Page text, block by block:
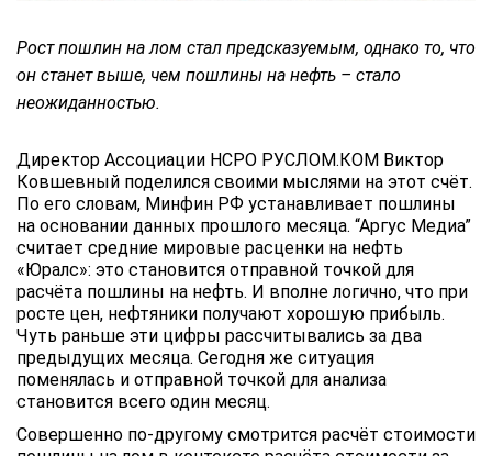
Рост пошлин на лом стал предсказуемым, однако то, что
он станет выше, чем пошлины на нефть – стало
неожиданностью.
Директор Ассоциации НСРО РУСЛОМ.КОМ Виктор
Ковшевный поделился своими мыслями на этот счёт.
По его словам, Минфин РФ устанавливает пошлины
на основании данных прошлого месяца. “Аргус Медиа”
считает средние мировые расценки на нефть
«Юралс»: это становится отправной точкой для
расчёта пошлины на нефть. И вполне логично, что при
росте цен, нефтяники получают хорошую прибыль.
Чуть раньше эти цифры рассчитывались за два
предыдущих месяца. Сегодня же ситуация
поменялась и отправной точкой для анализа
становится всего один месяц.
Совершенно по-другому смотрится расчёт стоимости